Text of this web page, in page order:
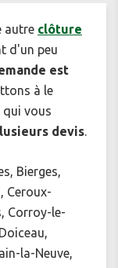
autre clôture
d'un peu
est
à le
qui vous
devis.
Bierges,
Ceroux-
Corroy-le-
la-Neuve,